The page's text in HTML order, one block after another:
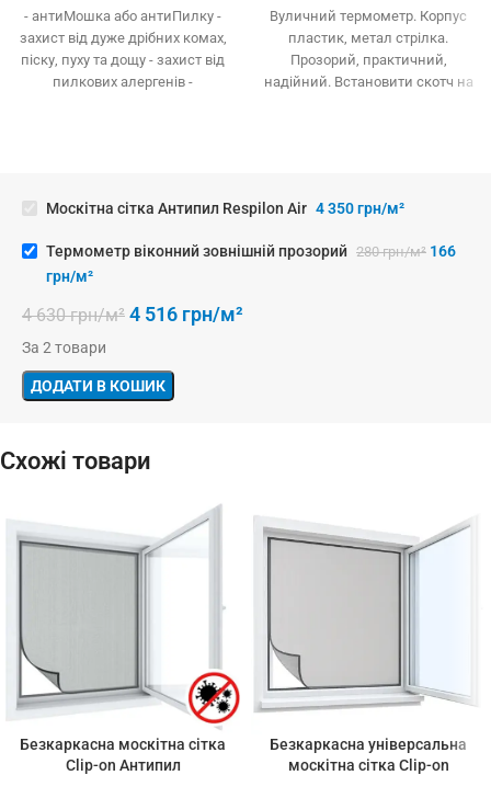
- антиМошка або антиПилку -
захист від дуже дрібних комах,
піску, пуху та дощу - захист від
пилкових алергенів -
(можна мити) - довговічність та
Вуличний термометр. Корпус
пластик, метал стрілка.
Прозорий, практичний,
надійний. Встановити скотч на
Москітна сітка Антипил Respilon Air 4 350грн/м²
Термометр віконний зовнішній прозорий 280грн/м² 166
грн/м²
4 630грн/м² 4 516 грн/м²
За 2 товари
ДОДАТИ В КОШИК
Схожі товари
Безкаркасна москітна сітка
Clip-on Антипил
Безкаркасна універсальна
москітна сітка Clip-on